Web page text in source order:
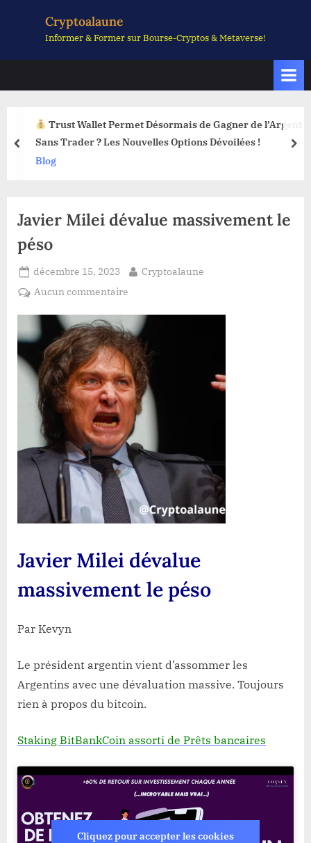
Cryptoalaune
Informer & Former sur Bourse-Cryptos & Metaverse!
Trust Wallet Permet Désormais de Gagner de l’Argent
Sans Trader ? Les Nouvelles Options Dévoilées !
Blog
prev
Javier Milei dévalue massivement le
péso
Posted
on
décembre 15, 2023 By
Cryptoalaune
Aucun commentaire
Milei
dévalue
massivement
le
péso
Javier Milei dévalue
massivement le péso
Par Kevyn
Le président argentin vient d’assommer les
Argentins avec une dévaluation massive. Toujours
rien à propos du bitcoin.
Staking BitBankCoin assorti de Prêts bancaires
Cliquez pour accepter les cookies